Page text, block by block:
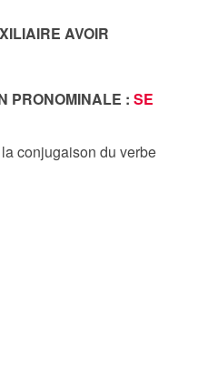
AVOIR
PRONOMINALE : SE
conjugaison du verbe